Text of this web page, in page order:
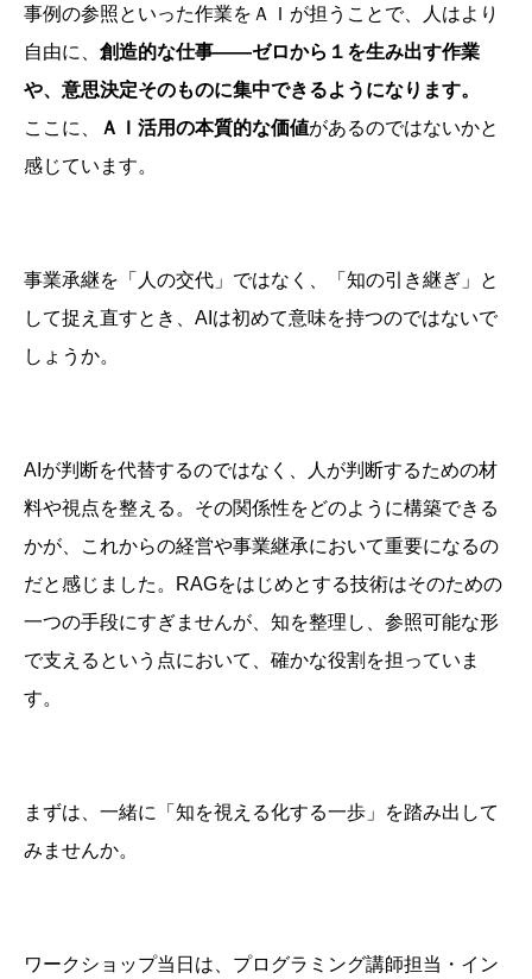
事例の参照といった作業をＡＩが担うことで、人はより
自由に、 創造的な仕事――ゼロから１を生み出す作業
や、意思決定そのものに集中できるようになります。
ここに、
ＡＩ活用の本質的な価値があるのではないかと
感じています。
事業承継を「人の交代」ではなく、「知の引き継ぎ」と
して捉え直すとき、AIは初めて意味を持つのではないで
しょうか。
AIが判断を代替するのではなく、人が判断するための材
料や視点を整える。その関係性をどのように構築できる
かが、これからの経営や事業継承において重要になるの
だと感じました。RAGをはじめとする技術はそのための
一つの手段にすぎませんが、知を整理し、参照可能な形
で支えるという点において、確かな役割を担っていま
す。
まずは、一緒に「知を視える化する一歩」を踏み出して
みませんか。
ワークショップ当日は、プログラミング講師担当・イン